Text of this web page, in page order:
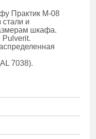
Практик M-08
стали и
шкафа.
Pulverit.
7038).